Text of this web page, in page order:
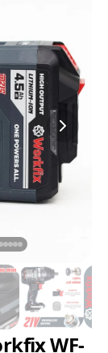
WF-
bulong
₫
NGAY
KHI THANH